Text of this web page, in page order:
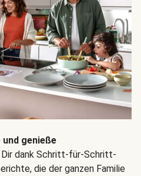
und genieße
Dir dank Schritt-für-Schritt-
die der ganzen Familie